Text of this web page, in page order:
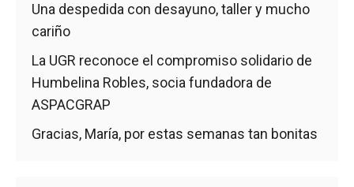
Una despedida con desayuno, taller y mucho
cariño
La UGR reconoce el compromiso solidario de
Humbelina Robles, socia fundadora de
ASPACGRAP
Gracias, María, por estas semanas tan bonitas